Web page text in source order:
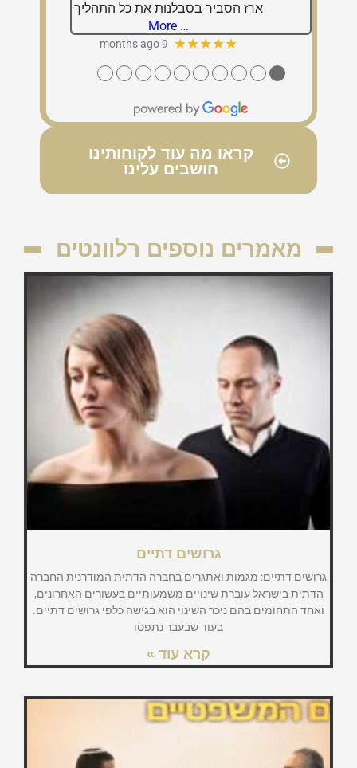
ממליץ מאוד מאוד
★★★★★
a year ago
●
●
●
●
●
●
●
●
חושבים עלינו
גרושים דתיים: מגמות ואתגרים בחברה הדתית המודרנית החברה
הדתית בישראל עוברת שינויים משמעותיים בעשורים האחרונים,
ואחד התחומים בהם ניכר השינוי הוא בגישה כלפי גרושים דתיים.
בעוד שבעבר נתפסו
קרא עוד »